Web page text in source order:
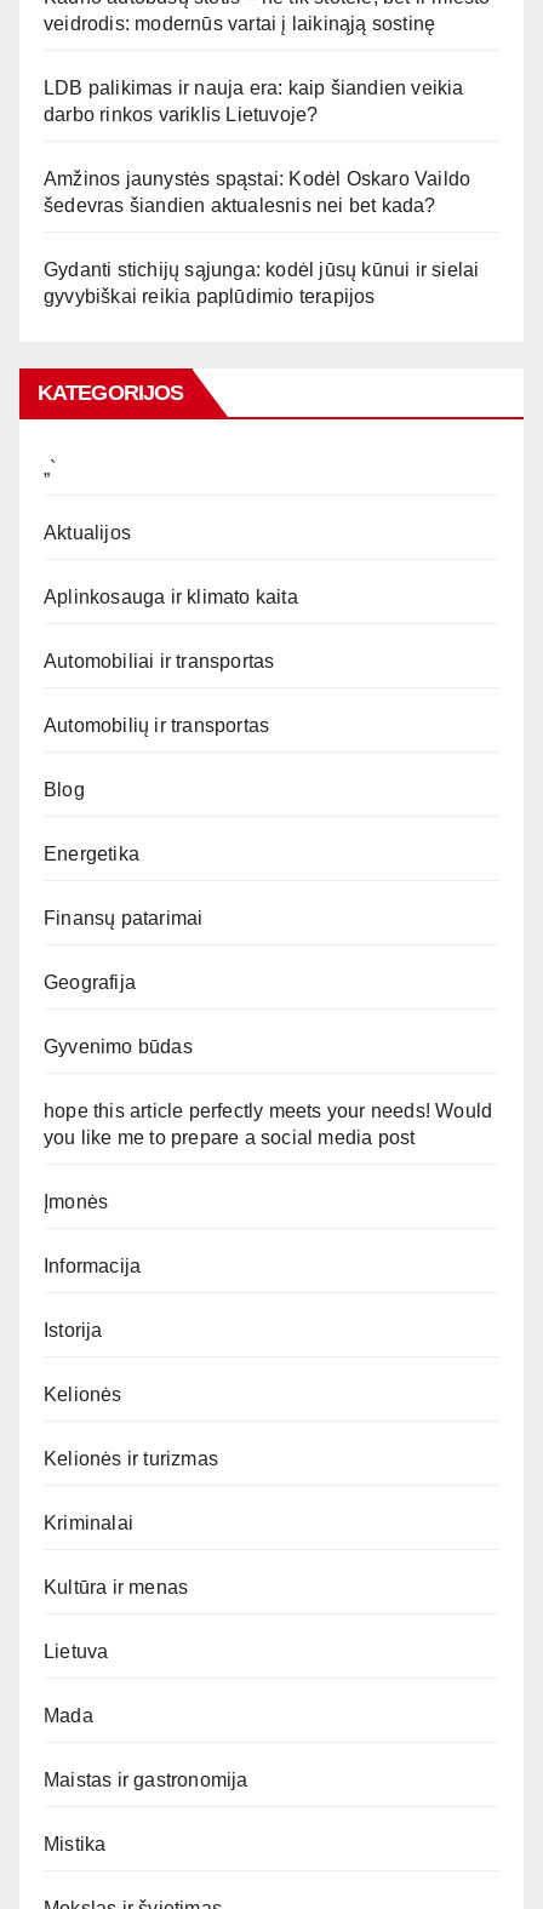
veidrodis: modernūs vartai į laikinąją sostinę
LDB palikimas ir nauja era: kaip šiandien veikia
darbo rinkos variklis Lietuvoje?
Amžinos jaunystės spąstai: Kodėl Oskaro Vaildo
šedevras šiandien aktualesnis nei bet kada?
Gydanti stichijų sąjunga: kodėl jūsų kūnui ir sielai
gyvybiškai reikia paplūdimio terapijos
KATEGORIJOS
„`
Aktualijos
Aplinkosauga ir klimato kaita
Automobiliai ir transportas
Automobilių ir transportas
Blog
Energetika
Finansų patarimai
Geografija
Gyvenimo būdas
hope this article perfectly meets your needs! Would
you like me to prepare a social media post
Įmonės
Informacija
Istorija
Kelionės
Kelionės ir turizmas
Kriminalai
Kultūra ir menas
Lietuva
Mada
Maistas ir gastronomija
Mistika